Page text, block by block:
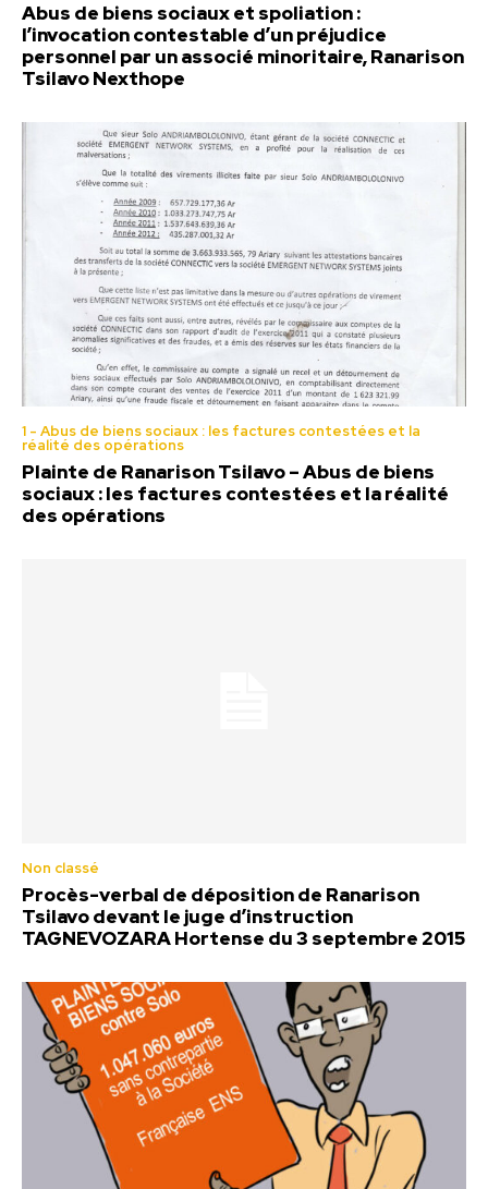
Abus de biens sociaux et spoliation :
l’invocation contestable d’un préjudice
personnel par un associé minoritaire, Ranarison
Tsilavo Nexthope
1 - Abus de biens sociaux : les factures contestées et la
réalité des opérations
Plainte de Ranarison Tsilavo – Abus de biens
sociaux : les factures contestées et la réalité
des opérations
Non classé
Procès-verbal de déposition de Ranarison
Tsilavo devant le juge d’instruction
TAGNEVOZARA Hortense du 3 septembre 2015